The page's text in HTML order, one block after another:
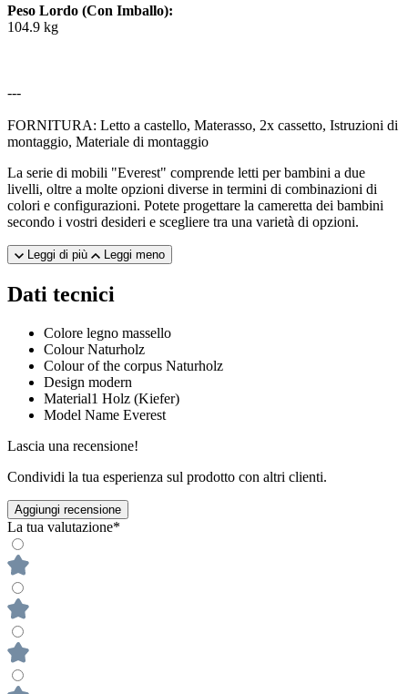
Peso Lordo (Con Imballo):
104.9 kg
---
FORNITURA: Letto a castello, Materasso, 2x cassetto, Istruzioni di
montaggio, Materiale di montaggio
La serie di mobili "Everest" comprende letti per bambini a due
livelli, oltre a molte opzioni diverse in termini di combinazioni di
colori e configurazioni. Potete progettare la cameretta dei bambini
secondo i vostri desideri e scegliere tra una varietà di opzioni.
Leggi di più Leggi meno
Dati tecnici
Colore legno massello
Colour Naturholz
Colour of the corpus Naturholz
Design modern
Material1 Holz (Kiefer)
Model Name Everest
Lascia una recensione!
Condividi la tua esperienza sul prodotto con altri clienti.
Aggiungi recensione
La tua valutazione*